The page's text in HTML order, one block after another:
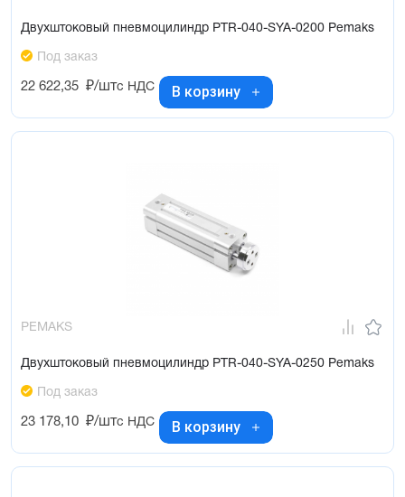
Двухштоковый пневмоцилиндр PTR-040-SYA-0200 Pemaks
Под заказ
22 622,35 ₽/штс НДС В корзину
PEMAKS
Двухштоковый пневмоцилиндр PTR-040-SYA-0250 Pemaks
Под заказ
23 178,10 ₽/штс НДС В корзину